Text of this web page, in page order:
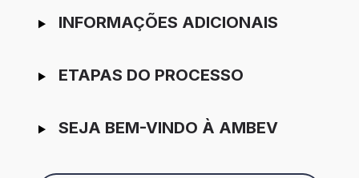
INFORMAÇÕES ADICIONAIS
ETAPAS DO PROCESSO
SEJA BEM-VINDO À AMBEV